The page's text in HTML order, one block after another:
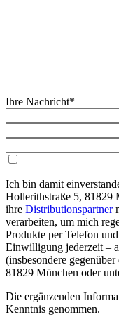
Ihre Nachricht*
Ich bin damit
Hollerithstraße 5, 81829
ihre Distributionspartner
verarbeiten, um mich
Produkte per Telefon
Einwilligung jederzeit –
(insbesondere
81829 München oder
Die ergänzenden
Kenntnis genommen.